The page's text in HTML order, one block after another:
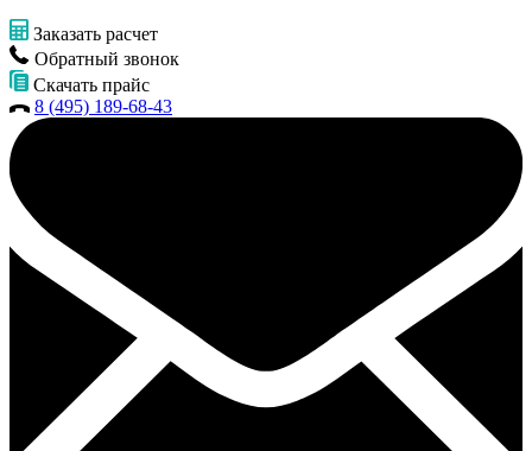
Заказать расчет
Обратный звонок
Скачать прайс
8 (495) 189-68-43